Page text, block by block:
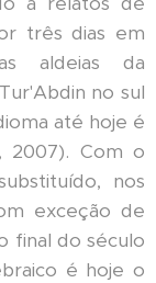
três dias em
aldeias da
no sul
até hoje é
2007). Com o
nos
exceção de
final do século
é hoje o